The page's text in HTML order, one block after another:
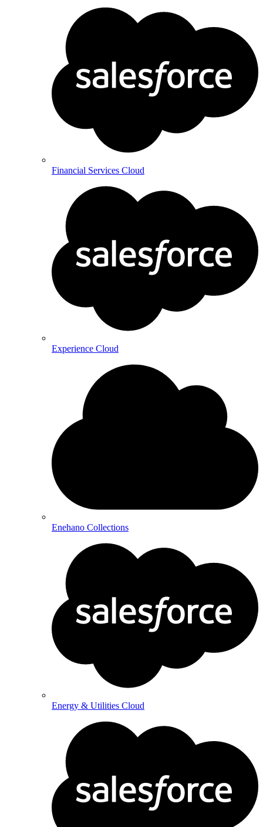
Financial Services Cloud
Experience Cloud
Enehano Collections
Energy & Utilities Cloud